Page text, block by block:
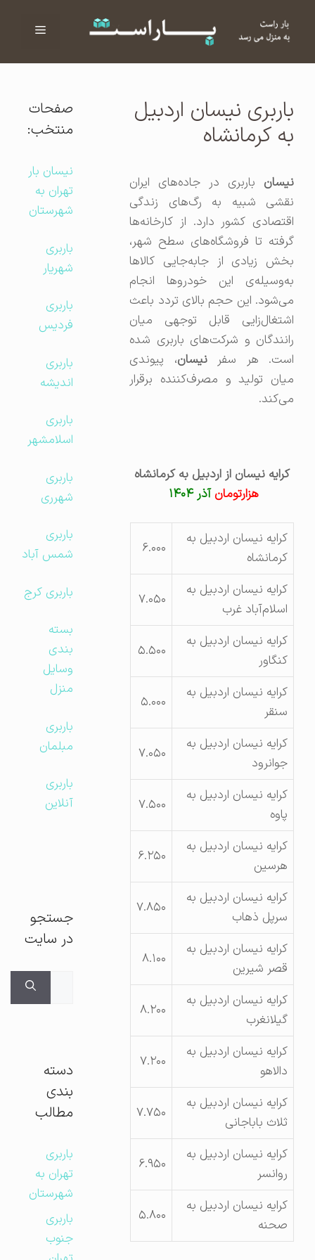
فهرست
باربری نیسان اردبیل
به کرمانشاه
نیسانباربری در جاده‌های ایران
نقشی شبیه به رگ‌های زندگی
اقتصادی کشور دارد. از کارخانه‌ها
گرفته تا فروشگاه‌های سطح شهر،
بخش زیادی از جابه‌جایی کالاها
به‌وسیله‌ی این خودروها انجام
می‌شود. این حجم بالای تردد باعث
اشتغال‌زایی قابل توجهی میان
رانندگان و شرکت‌های باربری شده
است. هر سفرنیسان، پیوندی
میان تولید و مصرف‌کننده برقرار
می‌کند.
کرایه نیسان از اردبیل به کرمانشاه
هزارتومانآذر ۱۴۰۴
کرایه نیسان اردبیل به
کرمانشاه
۶.۰۰۰
کرایه نیسان اردبیل به
اسلام‌آباد غرب
۷.۰۵۰
کرایه نیسان اردبیل به
کنگاور
۵.۵۰۰
کرایه نیسان اردبیل به
سنقر
۵.۰۰۰
کرایه نیسان اردبیل به
جوانرود
۷.۰۵۰
کرایه نیسان اردبیل به
۷.۵۰۰
کرایه نیسان اردبیل به
هرسین
۶.۲۵۰
کرایه نیسان اردبیل به
سرپل ذهاب
۷.۸۵۰
کرایه نیسان اردبیل به
قصر شیرین
۸.۱۰۰
کرایه نیسان اردبیل به
گیلانغرب
۸.۲۰۰
کرایه نیسان اردبیل به
دالاهو
۷.۲۰۰
کرایه نیسان اردبیل به
ثلاث باباجانی
۷.۷۵۰
کرایه نیسان اردبیل به
روانسر
۶.۹۵۰
کرایه نیسان اردبیل به
صحنه
۵.۸۰۰
صفحات
منتخب:
نیسان بار
تهران به
شهرستان
باربری
شهریار
باربری
فردیس
باربری
اندیشه
باربری
اسلامشهر
باربری
شهرری
باربری
شمس آباد
باربری کرج
بسته
بندی
وسایل
منزل
باربری
مبلمان
باربری
آنلاین
جستجو
در سایت
دسته
بندی
مطالب
باربری
تهران به
شهرستان
باربری
جنوب